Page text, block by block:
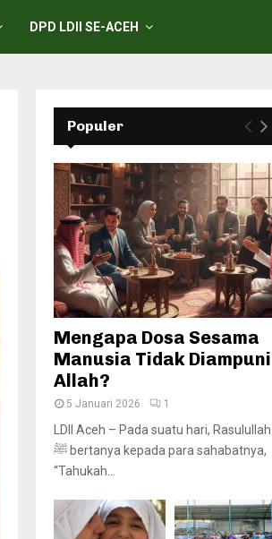
DPD LDII SE-ACEH
Populer
Mengapa Dosa Sesama
Manusia Tidak Diampuni
Allah?
5 Januari 2026 1
LDII Aceh – Pada suatu hari, Rasulullah
ﷺ bertanya kepada para sahabatnya,
“Tahukah...